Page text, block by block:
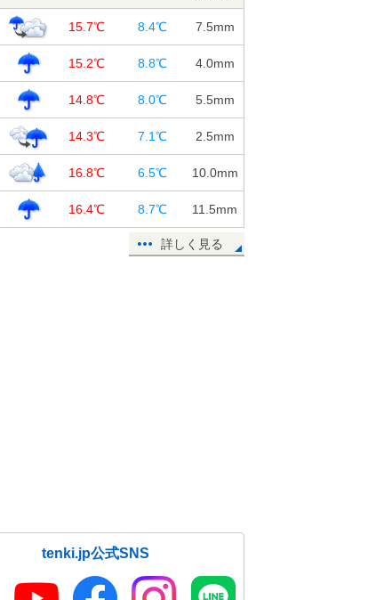
15.7℃ 8.4℃ 7.5mm
15.2℃ 8.8℃ 4.0mm
14.8℃ 8.0℃ 5.5mm
14.3℃ 7.1℃ 2.5mm
16.8℃ 6.5℃ 10.0mm
16.4℃ 8.7℃ 11.5mm
詳しく見る
tenki.jp公式SNS